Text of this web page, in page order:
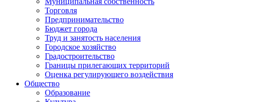
Торговля
Предпринимательство
Бюджет города
Труд и занятость населения
Городское хозяйство
Градостроительство
Границы прилегающих территорий
Оценка регулирующего воздействия
Общество
Образование